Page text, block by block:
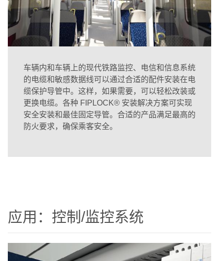
车辆内和车辆上的现代铁路监控、电信和信息系统
的电缆和敏感数据线可以通过合适的配件安装在电
缆保护导管中。这样，如果需要，可以轻松改装或
更换电缆。各种 FIPLOCK® 安装解决方案可实现
安全安装和最佳固定导管。合适的产品满足最高的
防火要求，确保乘客安全。
应用：控制/监控系统